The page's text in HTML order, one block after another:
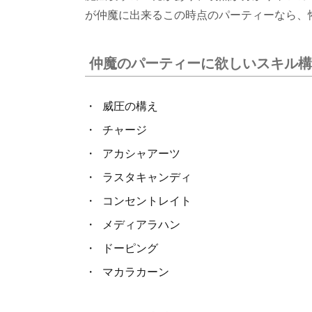
ル構
イナ
攻略
ティ
ー
7.
イナ
戦・
実際
の戦
が仲魔に出来るこの時点のパーティーなら、
仲魔のパーティーに欲しいスキル
威圧の構え
チャージ
アカシャアーツ
ラスタキャンディ
コンセントレイト
メディアラハン
ドーピング
マカラカーン